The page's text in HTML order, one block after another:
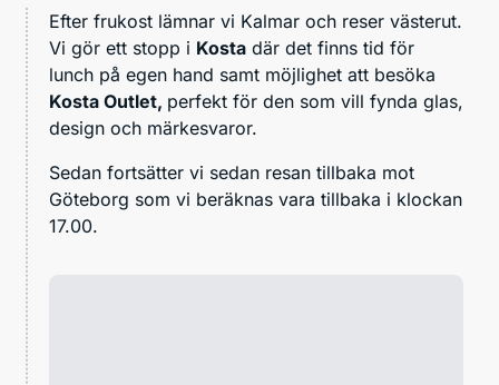
Efter frukost lämnar vi Kalmar och reser västerut.
Vi gör ett stopp i Kosta där det finns tid för
lunch på egen hand samt möjlighet att besöka
Kosta Outlet, perfekt för den som vill fynda glas,
design och märkesvaror.
Sedan fortsätter vi sedan resan tillbaka mot
Göteborg som vi beräknas vara tillbaka i klockan
17.00.